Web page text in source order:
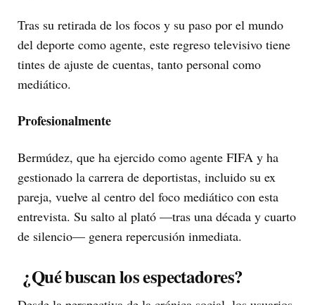
Tras su retirada de los focos y su paso por el mundo
del deporte como agente, este regreso televisivo tiene
tintes de ajuste de cuentas, tanto personal como
mediático.
Profesionalmente
Bermúdez, que ha ejercido como agente FIFA y ha
gestionado la carrera de deportistas, incluido su ex
pareja, vuelve al centro del foco mediático con esta
entrevista. Su salto al plató —tras una década y cuarto
de silencio— genera repercusión inmediata.
¿Qué buscan los espectadores?